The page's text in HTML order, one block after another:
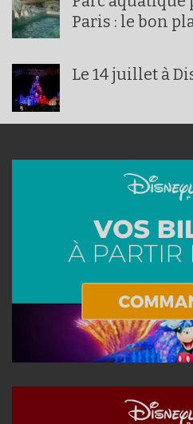
Paris : le bon
Le 14 juillet à